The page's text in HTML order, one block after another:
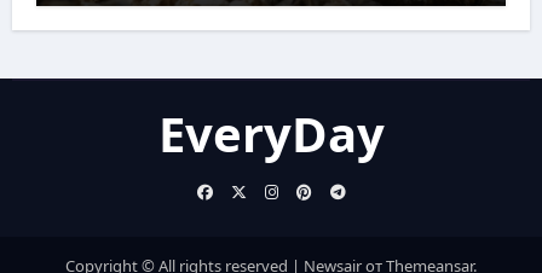
EveryDay
Copyright © All rights reserved | NewsairотThemeansar.